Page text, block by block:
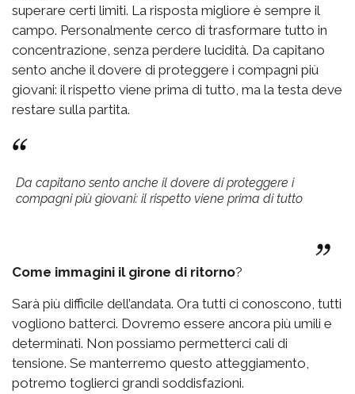
superare certi limiti. La risposta migliore è sempre il
campo. Personalmente cerco di trasformare tutto in
concentrazione, senza perdere lucidità. Da capitano
sento anche il dovere di proteggere i compagni più
giovani: il rispetto viene prima di tutto, ma la testa deve
restare sulla partita.
Da capitano sento anche il dovere di proteggere i
compagni più giovani: il rispetto viene prima di tutto
Come immagini il girone di ritorno?
Sarà più difficile dell’andata. Ora tutti ci conoscono, tutti
vogliono batterci. Dovremo essere ancora più umili e
determinati. Non possiamo permetterci cali di
tensione. Se manterremo questo atteggiamento,
potremo toglierci grandi soddisfazioni.